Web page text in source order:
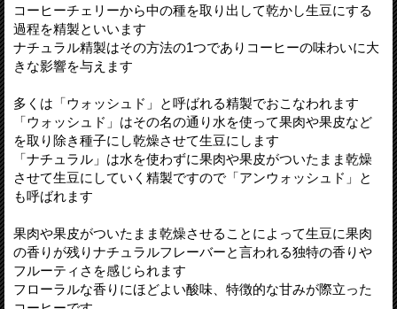
コーヒーチェリーから中の種を取り出して乾かし生豆にする
過程を精製といいます
ナチュラル精製はその方法の1つでありコーヒーの味わいに大
きな影響を与えます
多くは「ウォッシュド」と呼ばれる精製でおこなわれます
「ウォッシュド」はその名の通り水を使って果肉や果皮など
を取り除き種子にし乾燥させて生豆にします
「ナチュラル」は水を使わずに果肉や果皮がついたまま乾燥
させて生豆にしていく精製ですので「アンウォッシュド」と
も呼ばれます
果肉や果皮がついたまま乾燥させることによって生豆に果肉
の香りが残りナチュラルフレーバーと言われる独特の香りや
フルーティさを感じられます
フローラルな香りにほどよい酸味、特徴的な甘みが際立った